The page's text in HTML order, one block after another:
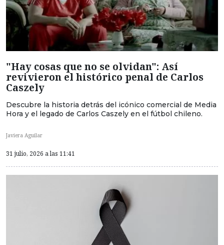
"Hay cosas que no se olvidan": Así
revivieron el histórico penal de Carlos
Caszely
Descubre la historia detrás del icónico comercial de Media
Hora y el legado de Carlos Caszely en el fútbol chileno.
Javiera Aguilar
31 julio, 2026 a las 11:41